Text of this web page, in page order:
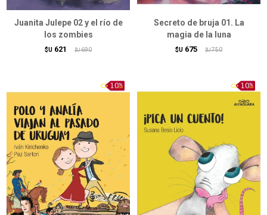
Juanita Julepe 02 y el río de
los zombies
$U 621 $U 690
Secreto de bruja 01. La
magia de la luna
$U 675 $U 750